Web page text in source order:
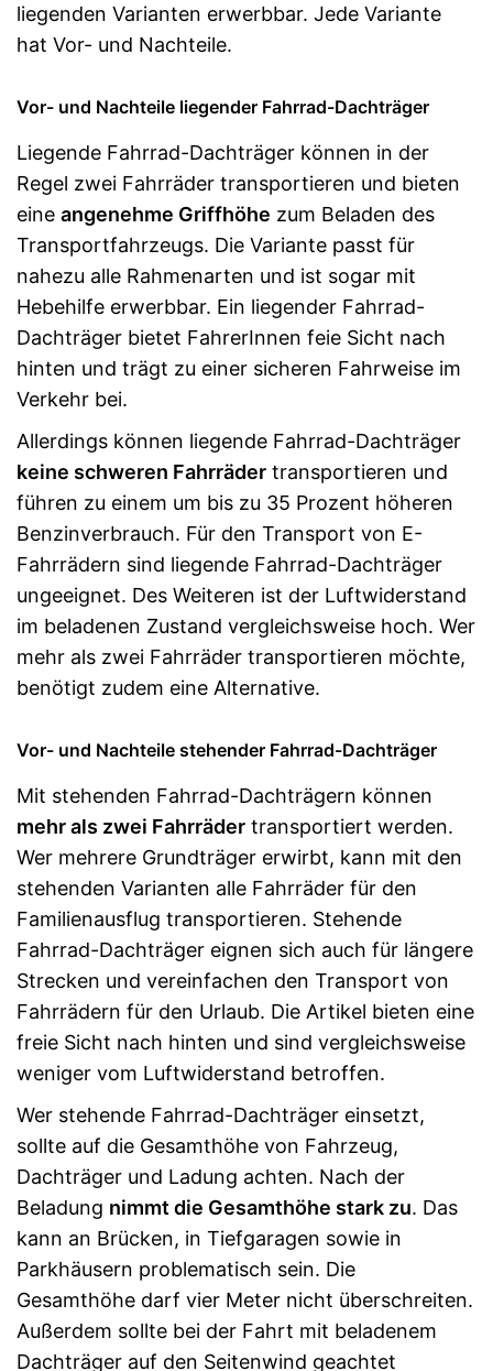
liegenden Varianten erwerbbar. Jede Variante
hat Vor- und Nachteile.
Vor- und Nachteile liegender Fahrrad-Dachträger
Liegende Fahrrad-Dachträger können in der
Regel zwei Fahrräder transportieren und bieten
eine angenehme Griffhöhe zum Beladen des
Transportfahrzeugs. Die Variante passt für
nahezu alle Rahmenarten und ist sogar mit
Hebehilfe erwerbbar. Ein liegender Fahrrad-
Dachträger bietet FahrerInnen feie Sicht nach
hinten und trägt zu einer sicheren Fahrweise im
Verkehr bei.
Allerdings können liegende Fahrrad-Dachträger
keine schweren Fahrräder transportieren und
führen zu einem um bis zu 35 Prozent höheren
Benzinverbrauch. Für den Transport von E-
Fahrrädern sind liegende Fahrrad-Dachträger
ungeeignet. Des Weiteren ist der Luftwiderstand
im beladenen Zustand vergleichsweise hoch. Wer
mehr als zwei Fahrräder transportieren möchte,
benötigt zudem eine Alternative.
Vor- und Nachteile stehender Fahrrad-Dachträger
Mit stehenden Fahrrad-Dachträgern können
mehr als zwei Fahrräder transportiert werden.
Wer mehrere Grundträger erwirbt, kann mit den
stehenden Varianten alle Fahrräder für den
Familienausflug transportieren. Stehende
Fahrrad-Dachträger eignen sich auch für längere
Strecken und vereinfachen den Transport von
Fahrrädern für den Urlaub. Die Artikel bieten eine
freie Sicht nach hinten und sind vergleichsweise
weniger vom Luftwiderstand betroffen.
Wer stehende Fahrrad-Dachträger einsetzt,
sollte auf die Gesamthöhe von Fahrzeug,
Dachträger und Ladung achten. Nach der
Beladung nimmt die Gesamthöhe stark zu. Das
kann an Brücken, in Tiefgaragen sowie in
Parkhäusern problematisch sein. Die
Gesamthöhe darf vier Meter nicht überschreiten.
Außerdem sollte bei der Fahrt mit beladenem
Dachträger auf den Seitenwind geachtet